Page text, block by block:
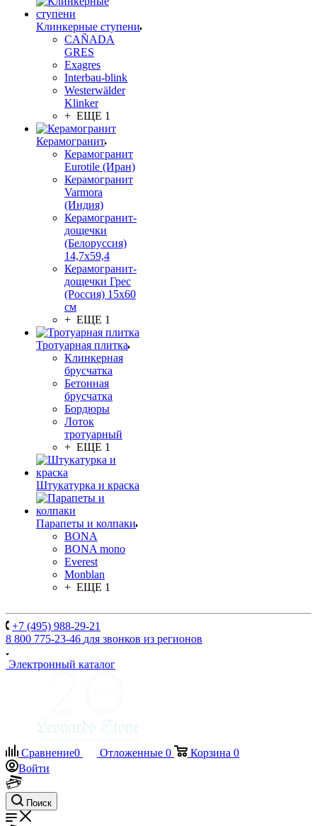
Клинкерные ступени
CAÑADA
GRES
Exagres
Interbau-blink
Westerwälder
Klinker
+ ЕЩЕ 1
Керамогранит
Керамогранит
Eurotile (Иран)
Керамогранит
Varmora
(Индия)
Керамогранит-
дощечки
(Белоруссия)
14,7x59,4
Керамогранит-
дощечки Грес
(Россия) 15х60
см
+ ЕЩЕ 1
Тротуарная плитка
Клинкерная
брусчатка
Бетонная
брусчатка
Бордюры
Лоток
тротуарный
+ ЕЩЕ 1
Штукатурка и краска
Парапеты и колпаки
BONA
BONA mono
Everest
Monblan
+ ЕЩЕ 1
+7 (495) 988-29-21
8 800 775-23-46 для звонков из регионов
Электронный каталог
Сравнение0 Отложенные 0 Корзина 0
Войти
Поиск